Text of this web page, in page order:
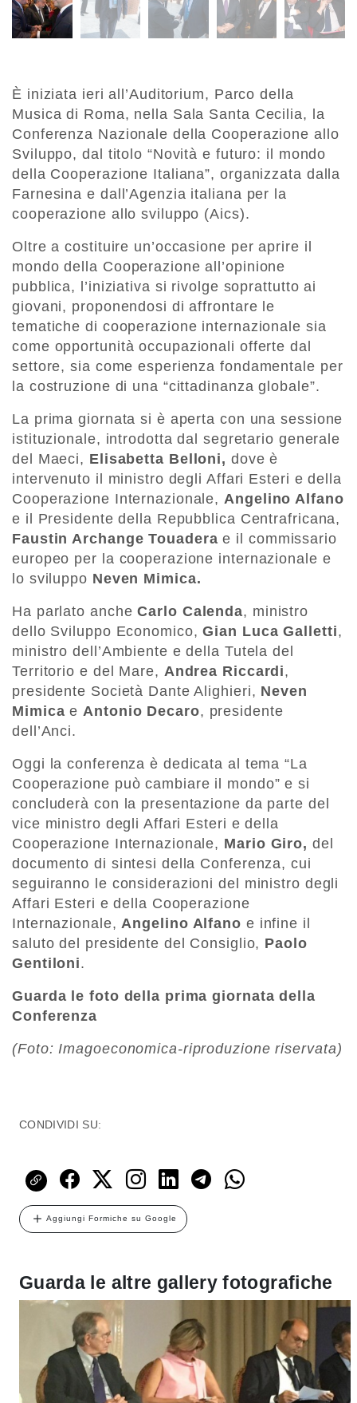
È iniziata ieri all’Auditorium, Parco della
Musica di Roma, nella Sala Santa Cecilia, la
Conferenza Nazionale della Cooperazione allo
Sviluppo, dal titolo “Novità e futuro: il mondo
della Cooperazione Italiana”, organizzata dalla
Farnesina e dall’Agenzia italiana per la
cooperazione allo sviluppo (Aics).
Oltre a costituire un’occasione per aprire il
mondo della Cooperazione all’opinione
pubblica, l’iniziativa si rivolge soprattutto ai
giovani, proponendosi di affrontare le
tematiche di cooperazione internazionale sia
come opportunità occupazionali offerte dal
settore, sia come esperienza fondamentale per
la costruzione di una “cittadinanza globale”.
La prima giornata si è aperta con una sessione
istituzionale, introdotta dal segretario generale
del Maeci, Elisabetta Belloni, dove è
intervenuto il ministro degli Affari Esteri e della
Cooperazione Internazionale,Angelino Alfano
e il Presidente della Repubblica Centrafricana,
Faustin Archange Touaderae il commissario
europeo per la cooperazione internazionale e
lo sviluppo Neven Mimica.
Ha parlato ancheCarlo Calenda, ministro
dello Sviluppo Economico,Gian Luca Galletti,
ministro dell’Ambiente e della Tutela del
Territorio e del Mare, Andrea Riccardi,
presidente Società Dante Alighieri, Neven
MimicaeAntonio Decaro, presidente
dell’Anci.
Oggi la conferenza è dedicata al tema “La
Cooperazione può cambiare il mondo” e si
concluderà con la presentazione da parte del
vice ministro degli Affari Esteri e della
Cooperazione Internazionale, Mario Giro, del
documento di sintesi della Conferenza, cui
seguiranno le considerazioni del ministro degli
Affari Esteri e della Cooperazione
Internazionale,Angelino Alfano e infine il
saluto del presidente del Consiglio, Paolo
Gentiloni.
Guarda le foto della prima giornata della
Conferenza
(Foto: Imagoeconomica-riproduzione riservata)
CONDIVIDI SU:
Aggiungi Formiche su Google
Guarda le altre gallery fotografiche